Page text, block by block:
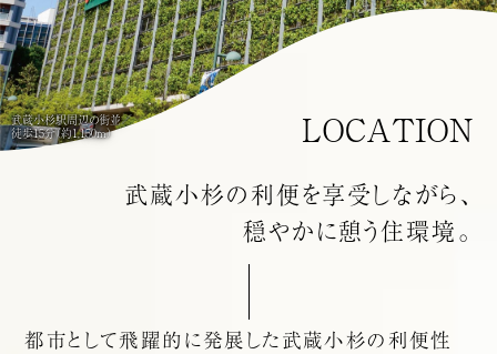
武蔵小杉駅周辺の街並／
徒歩15分（約1,150m）
LOCATION
武蔵小杉の利便を享受しながら、
穏やかに憩う住環境。
都市として飛躍的に発展した武蔵小杉の利便性